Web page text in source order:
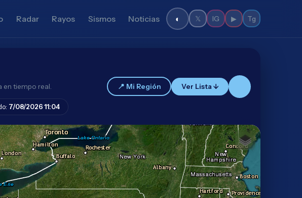
Radar Rayos Sismos Noticias ◐ 𝕏 IG ▶ Tg
tiempo real.
7/08/2026 11:04
📍 Mi Región Ver Lista ↓